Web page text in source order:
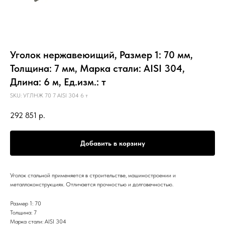
Уголок нержавеюищий, Размер 1: 70 мм,
Толщина: 7 мм, Марка стали: AISI 304,
Длина: 6 м, Ед.изм.: т
SKU: УГЛНЖ 70 7 AISI 304 6 т
292 851 р.
Добавить в корзину
Уголок стальной применяется в строительстве, машиностроении и
металлоконструкциях. Отличается прочностью и долговечностью.
Размер 1: 70
Толщина: 7
Марка стали: AISI 304